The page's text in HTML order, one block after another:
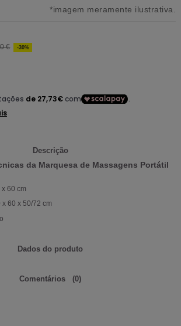
*imagem meramente ilustrativa.
€ -30%
Descrição
da Marquesa de Massagens Portátil
60 cm
60 x 50/72 cm
Dados do produto
Comentários (0)